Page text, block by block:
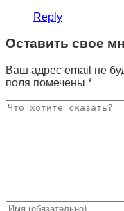
Reply
Оставить свое
Ваш адрес email не
поля помечены *